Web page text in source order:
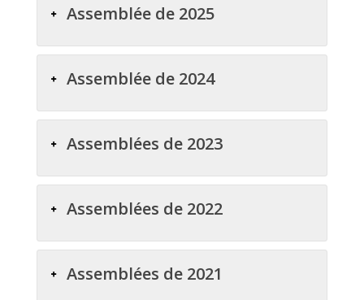
Assemblée de 2025
Assemblée de 2024
Assemblées de 2023
Assemblées de 2022
Assemblées de 2021